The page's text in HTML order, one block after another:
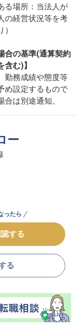
る場所：当法人が
の経営状況等を考
合の基準(通算契約
む)】
勤務成績や態度等
め設定するもので
は別途通知。
ー
ったら
する
る